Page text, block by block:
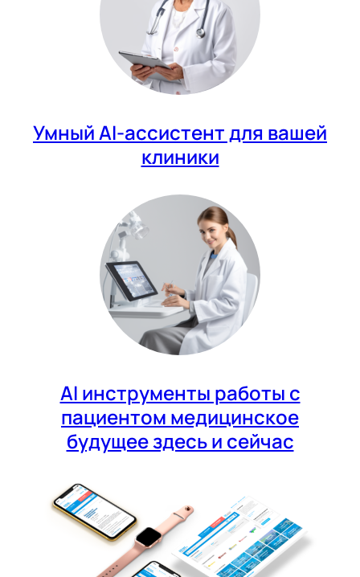
Умный AI-ассистент для вашей
клиники
AI инструменты работы с
пациентом медицинское
будущее здесь и сейчас